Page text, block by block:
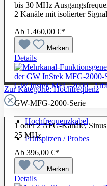
Zur Kategorie: Hochfrequenz
Hochfrequenzkabel
Prüfspitzen / Probes
bis 30 MHz
2 Kanäle mit isolierter
Ab 1.460,00 €*
Merken
Details
GW Instek MFG-2000 |
GW-MFG-2000-Serie
1 oder 2 AFG-Kanäle,
25 MHz
Ab 396,00 €*
Merken
Details